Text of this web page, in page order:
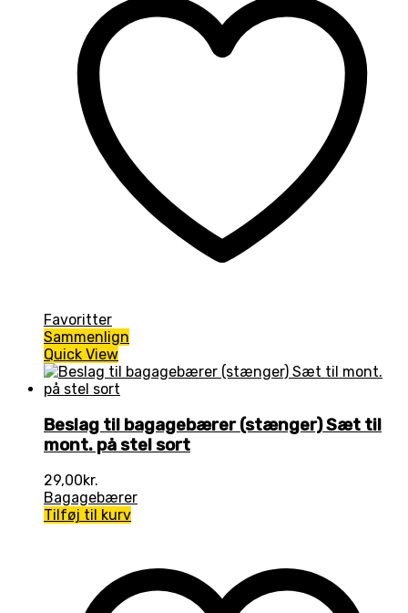
Favoritter
Sammenlign
Quick View
Beslag til bagagebærer (stænger) Sæt til
mont. på stel sort
29,00kr.
Bagagebærer
Tilføj til kurv